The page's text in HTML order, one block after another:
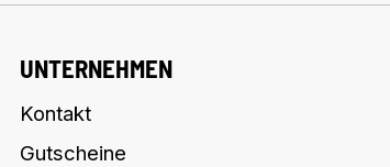
UNTERNEHMEN
Kontakt
Gutscheine